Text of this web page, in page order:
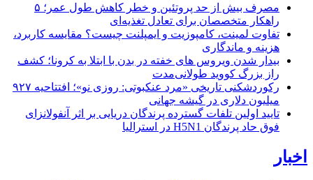
مصرف بیش از حد پروتئین و خطر کاهش طول عمر؛ ۵
راهکار متخصصان برای تعادل تغذیه‌ای
تفاوت لمینت، کامپوزیت و ایمپلنت چیست؟ مقایسه کاربرد،
هزینه و ماندگاری
بیدار شدن ویروس‌ های خفته در بدن با ابتلا به کرونا؛ کشف
راز بزرگ کووید طولانی‌مدت
رکوردشکنی تاریخی «مرد عنکبوتی: روزی نو»؛ افتتاحیه ۹۲۷
میلیون دلاری در گیشه جهانی
تایید اولین تلفات گسترده پرندگان دریایی بر اثر آنفولانزای
فوق حاد پرندگان H5N1 در استرالیا
اخبار